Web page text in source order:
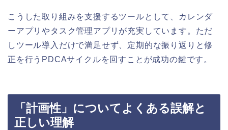
こうした取り組みを支援するツールとして、カレンダ
ーアプリやタスク管理アプリが充実しています。ただ
しツール導入だけで満足せず、定期的な振り返りと修
正を行うPDCAサイクルを回すことが成功の鍵です。
「計画性」についてよくある誤解と
正しい理解